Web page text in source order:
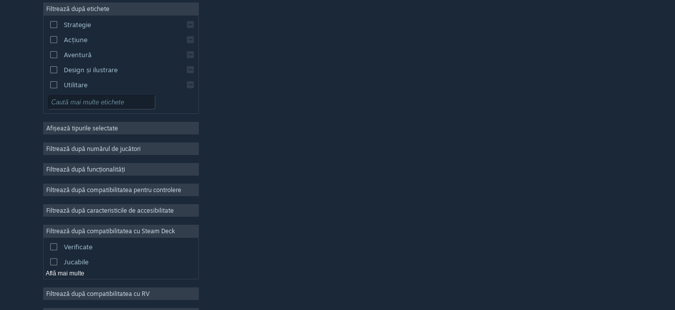
Filtrează după etichete
Strategie
Acțiune
Aventură
Design și ilustrare
Utilitare
Gratuit
Număr masiv de jucători
Indie
Casual
Simulare
Producție video
Editare de fotografii
Afișează tipurile selectate
Filtrează după numărul de jucători
Filtrează după funcționalități
Filtrează după compatibilitatea pentru controlere
Filtrează după caracteristicile de accesibilitate
Filtrează după compatibilitatea cu Steam Deck
Verificate
Jucabile
Află mai multe
Filtrează după compatibilitatea cu RV